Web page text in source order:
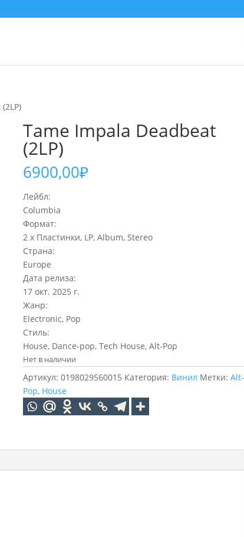
Tame Impala Deadbeat
(2LP)
6900,00₽
Лейбл:
Columbia
Формат:
2 x Пластинки, LP, Album, Stereo
Страна:
Europe
Дата релиза:
17 окт. 2025 г.
Жанр:
Electronic, Pop
Стиль:
House, Dance-pop, Tech House, Alt-Pop
Нет в наличии
Артикул:0198029560015 Категория: Винил Метки:Alt-
Pop, House